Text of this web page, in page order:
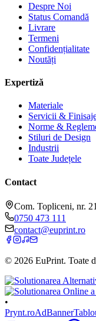
Despre Noi
Status Comandă
Livrare
Termeni
Confidențialitate
Noutăți
Expertiză
Materiale
Servicii &
Norme &
Stiluri de Design
Industrii
Toate Județele
Contact
Com. Topliceni, nr.
0750 473 111
contact@euprint.ro
© 2026 EuPrint. Toate
•
Prynt.roAdBanner